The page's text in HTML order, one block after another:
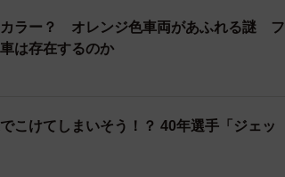
、阪神に尋ねました。
シルキーベージュの現行塗装は21世紀の幕
装とのこと。
カラー？ オレンジ色車両があふれる謎 フ
は存在するのか
こけてしまいそう！？ 40年選手「ジェッ